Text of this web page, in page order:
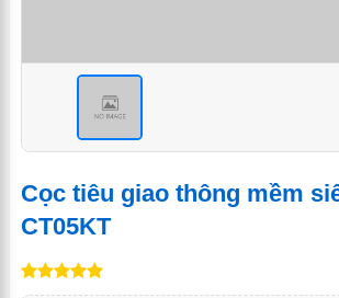
<
Cọc tiêu giao thông mềm
CT05KT